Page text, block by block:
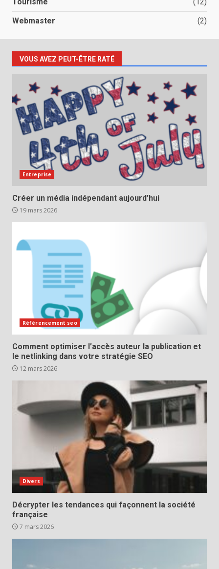
Webmaster (2)
VOUS AVEZ PEUT-ÊTRE RATÉ
Entreprise
Créer un média indépendant aujourd’hui
19 mars 2026
Référencement seo
Comment optimiser l’accès auteur la publication et
le netlinking dans votre stratégie SEO
12 mars 2026
Divers
Décrypter les tendances qui façonnent la société
française
7 mars 2026